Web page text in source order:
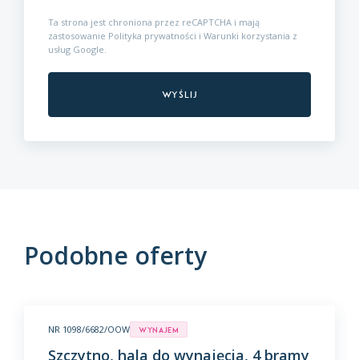
Ta strona jest chroniona przez reCAPTCHA i mają
zastosowanie Polityka prywatności i Warunki korzystania z
usług Google.
Podobne oferty
NR 1098/6682/OOW Wynajem
Szczytno, hala do wynajęcia, 4 bramy